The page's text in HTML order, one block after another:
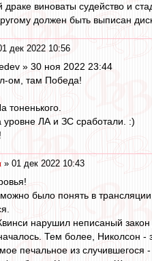
драке виноваты судейство и
должен быть выписан
дек 2022 10:56
» 30 ноя 2022 23:44
ом, там Победа!
тоненького.
ЛА и ЗС сработали. :)
» 01 дек 2022 10:43
было понять в
нарушил неписаный
Тем более, Николсон -
печальное из